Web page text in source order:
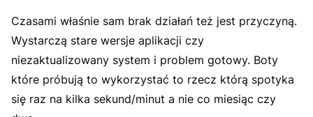
Czasami właśnie sam brak działań też jest przyczyną.
Wystarczą stare wersje aplikacji czy
niezaktualizowany system i problem gotowy. Boty
które próbują to wykorzystać to rzecz którą spotyka
się raz na kilka sekund/minut a nie co miesiąc czy